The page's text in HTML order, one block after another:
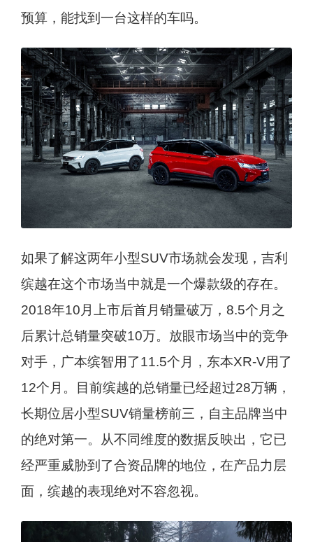
预算，能找到一台这样的车吗。
如果了解这两年小型SUV市场就会发现，吉利
缤越在这个市场当中就是一个爆款级的存在。
2018年10月上市后首月销量破万，8.5个月之
后累计总销量突破10万。放眼市场当中的竞争
对手，广本缤智用了11.5个月，东本XR-V用了
12个月。目前缤越的总销量已经超过28万辆，
长期位居小型SUV销量榜前三，自主品牌当中
的绝对第一。从不同维度的数据反映出，它已
经严重威胁到了合资品牌的地位，在产品力层
面，缤越的表现绝对不容忽视。